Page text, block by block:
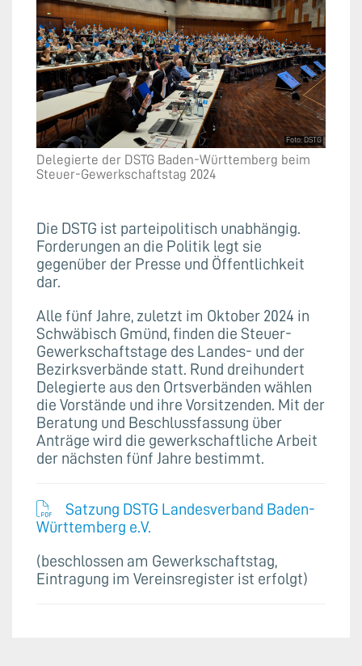
Foto: DSTG
Delegierte der DSTG Baden-Württemberg beim
Steuer-Gewerkschaftstag 2024
Die DSTG ist parteipolitisch unabhängig.
Forderungen an die Politik legt sie
gegenüber der Presse und Öffentlichkeit
dar.
Alle fünf Jahre, zuletzt im Oktober 2024 in
Schwäbisch Gmünd, finden die Steuer-
Gewerkschaftstage des Landes- und der
Bezirksverbände statt. Rund dreihundert
Delegierte aus den Ortsverbänden wählen
die Vorstände und ihre Vorsitzenden. Mit der
Beratung und Beschlussfassung über
Anträge wird die gewerkschaftliche Arbeit
der nächsten fünf Jahre bestimmt.
Satzung DSTG Landesverband Baden-
Württemberg e.V.
(beschlossen am Gewerkschaftstag,
Eintragung im Vereinsregister ist erfolgt)